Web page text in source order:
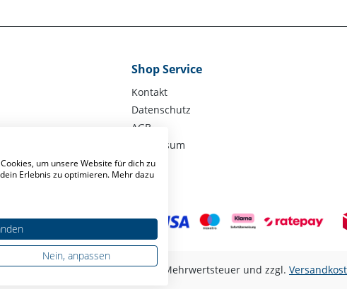
Shop Service
Kontakt
Datenschutz
AGB
Impressum
* Alle Preise exkl. gesetzl. Mehrwertsteuer und zzgl.
um unsere Website für dich zu
Erlebnis zu optimieren. Mehr dazu
Nein, anpassen